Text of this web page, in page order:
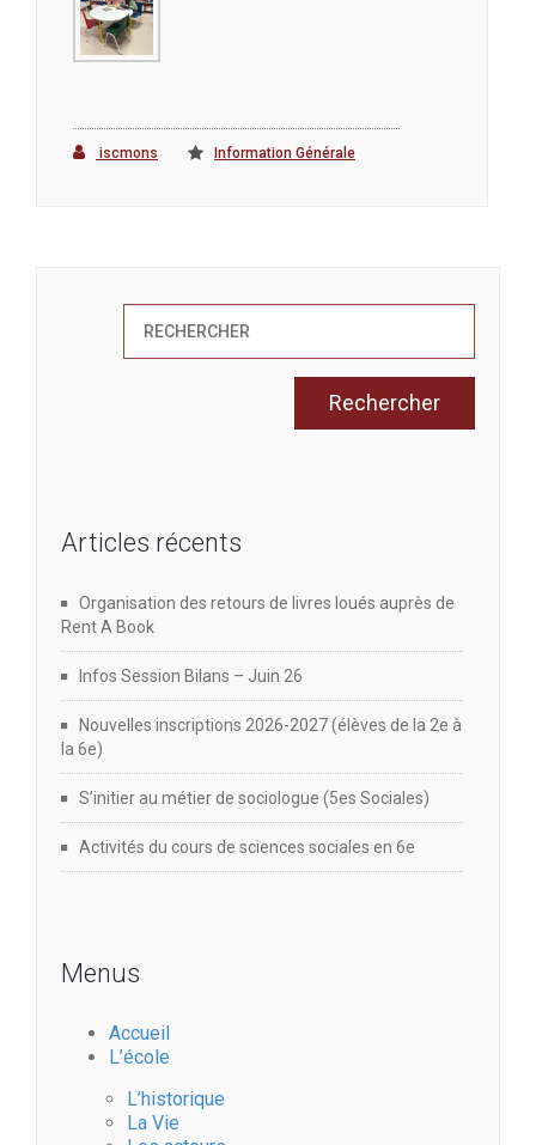
iscmons Information Générale
Articles récents
Organisation des retours de livres loués auprès de
Rent A Book
Infos Session Bilans – Juin 26
Nouvelles inscriptions 2026-2027 (élèves de la 2e à
la 6e)
S’initier au métier de sociologue (5es Sociales)
Activités du cours de sciences sociales en 6e
Menus
Accueil
L’école
L’historique
La Vie